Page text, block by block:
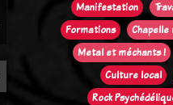
Manifestation
Formations
Chapelle
Metal et méchants !
Culture local
Rock